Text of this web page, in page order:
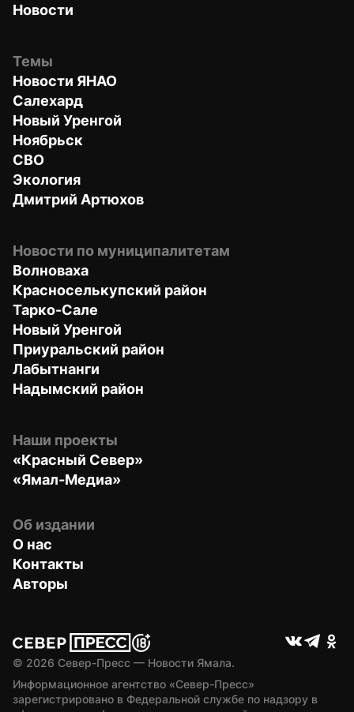
Новости
Темы
Новости ЯНАО
Салехард
Новый Уренгой
Ноябрьск
СВО
Экология
Дмитрий Артюхов
Новости по муниципалитетам
Волноваха
Красноселькупский район
Тарко-Сале
Новый Уренгой
Приуральский район
Лабытнанги
Надымский район
Наши проекты
«Красный Север»
«Ямал-Медиа»
Об издании
О нас
Контакты
Авторы
© 2026 Север-Пресс — Новости Ямала.
Информационное агентство «Север-Пресс»
зарегистрировано в Федеральной службе по надзору в